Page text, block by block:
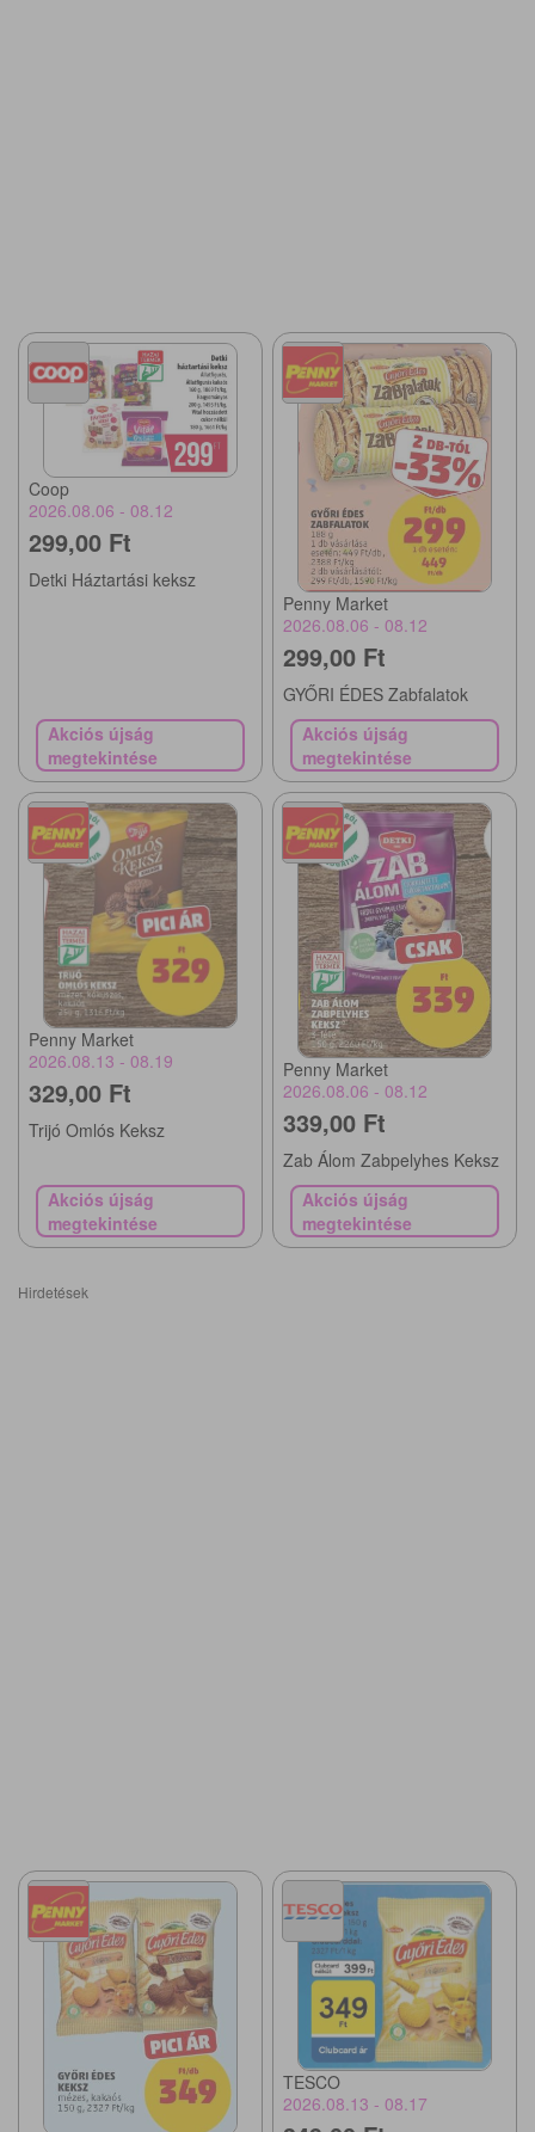
Coop
2026.08.06 - 08.12
299,00 Ft
Detki Háztartási keksz
Akciós újság
megtekintése
Penny Market
2026.08.06 - 08.12
299,00 Ft
GYŐRI ÉDES Zabfalatok
Akciós újság
megtekintése
Penny Market
2026.08.13 - 08.19
329,00 Ft
Trijó Omlós Keksz
Akciós újság
megtekintése
Penny Market
2026.08.06 - 08.12
339,00 Ft
Zab Álom Zabpelyhes Keksz
Akciós újság
megtekintése
Hirdetések
TESCO
2026.08.13 - 08.17